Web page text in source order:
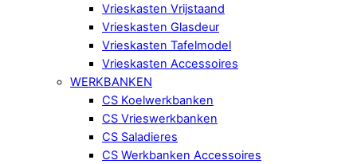
Vrieskasten Vrijstaand
Vrieskasten Glasdeur
Vrieskasten Tafelmodel
Vrieskasten Accessoires
WERKBANKEN
CS Koelwerkbanken
CS Vrieswerkbanken
CS Saladieres
CS Werkbanken Accessoires